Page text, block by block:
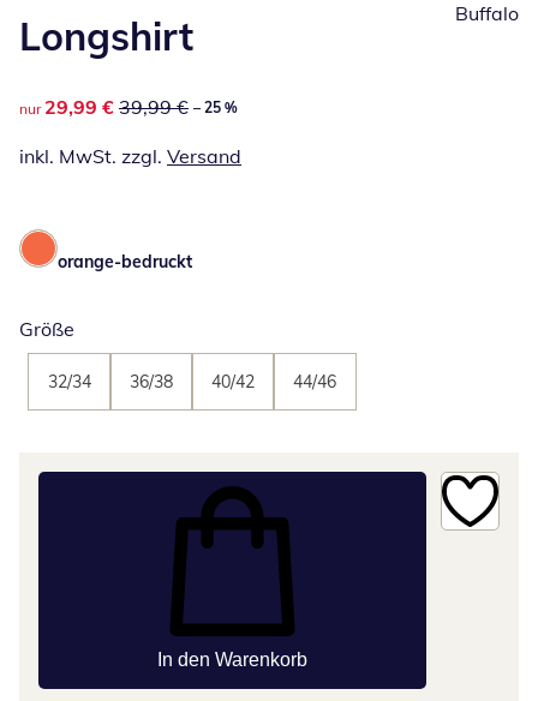
Longshirt
reduzierter Preis 29,99 €, vorheriger Preis: 39,99 €
nur 29,99 € 39,99 € – 25 %
inkl. MwSt. zzgl. Versand
Buffalo
orange-bedruckt
Größe
32/34 36/38 40/42 44/46
In den Warenkorb